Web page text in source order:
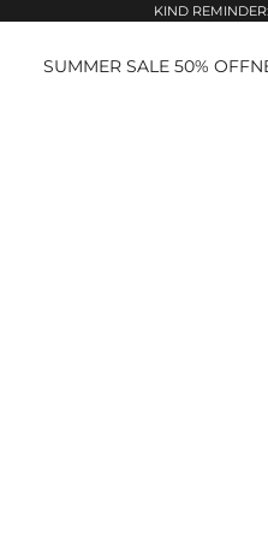
KIND
SUMMER SALE 50% OFF